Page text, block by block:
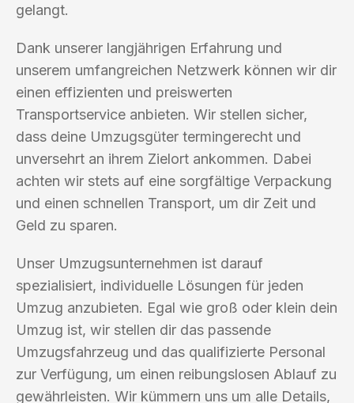
gelangt.
Dank unserer langjährigen Erfahrung und
unserem umfangreichen Netzwerk können wir dir
einen effizienten und preiswerten
Transportservice anbieten. Wir stellen sicher,
dass deine Umzugsgüter termingerecht und
unversehrt an ihrem Zielort ankommen. Dabei
achten wir stets auf eine sorgfältige Verpackung
und einen schnellen Transport, um dir Zeit und
Geld zu sparen.
Unser Umzugsunternehmen ist darauf
spezialisiert, individuelle Lösungen für jeden
Umzug anzubieten. Egal wie groß oder klein dein
Umzug ist, wir stellen dir das passende
Umzugsfahrzeug und das qualifizierte Personal
zur Verfügung, um einen reibungslosen Ablauf zu
gewährleisten. Wir kümmern uns um alle Details,